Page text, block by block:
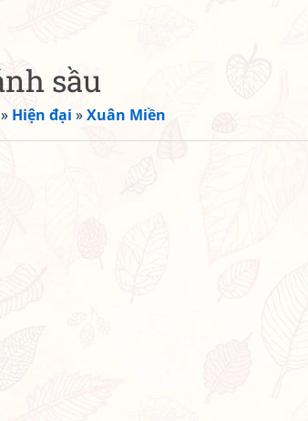
sầu
» Hiện đại »Xuân Miền